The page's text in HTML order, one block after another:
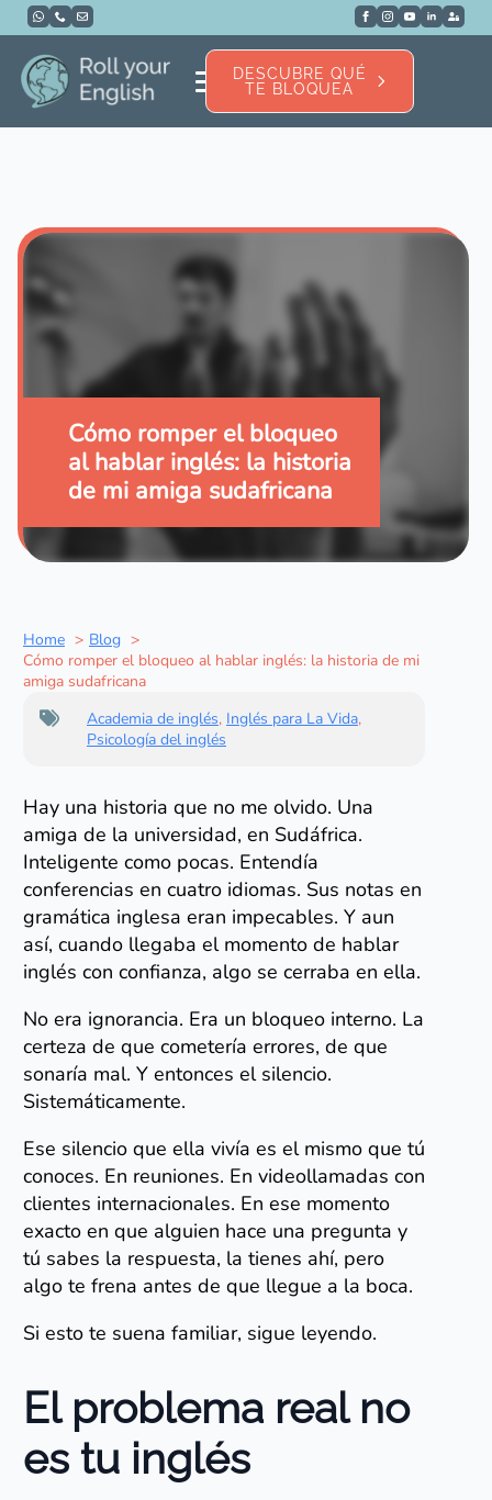
DESCUBRE QUÉ
TE BLOQUEA
Cómo romper el bloqueo
al hablar inglés: la historia
de mi amiga sudafricana
Home
Blog
Cómo romper el bloqueo al hablar inglés: la historia de mi
amiga sudafricana
Academia de inglés, Inglés para La Vida,
Psicología del inglés
Hay una historia que no me olvido. Una
amiga de la universidad, en Sudáfrica.
Inteligente como pocas. Entendía
conferencias en cuatro idiomas. Sus notas en
gramática inglesa eran impecables. Y aun
así, cuando llegaba el momento de hablar
inglés con confianza, algo se cerraba en ella.
No era ignorancia. Era un bloqueo interno. La
certeza de que cometería errores, de que
sonaría mal. Y entonces el silencio.
Sistemáticamente.
Ese silencio que ella vivía es el mismo que tú
conoces. En reuniones. En videollamadas con
clientes internacionales. En ese momento
exacto en que alguien hace una pregunta y
tú sabes la respuesta, la tienes ahí, pero
algo te frena antes de que llegue a la boca.
Si esto te suena familiar, sigue leyendo.
El problema real no
es tu inglés